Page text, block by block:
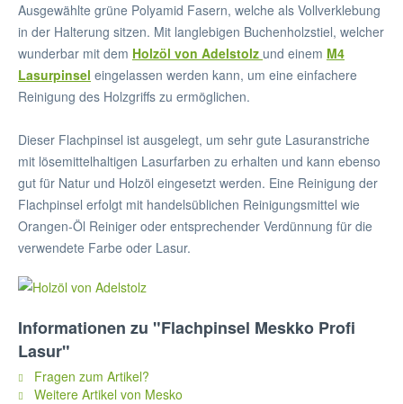
Ausgewählte grüne Polyamid Fasern, welche als Vollverklebung
in der Halterung sitzen. Mit langlebigen Buchenholzstiel, welcher
wunderbar mit dem Holzöl von Adelstolz und einem M4
Lasurpinsel eingelassen werden kann, um eine einfachere
Reinigung des Holzgriffs zu ermöglichen.
Dieser Flachpinsel ist ausgelegt, um sehr gute Lasuranstriche
mit lösemittelhaltigen Lasurfarben zu erhalten und kann ebenso
gut für Natur und Holzöl eingesetzt werden. Eine Reinigung der
Flachpinsel erfolgt mit handelsüblichen Reinigungsmittel wie
Orangen-Öl Reiniger oder entsprechender Verdünnung für die
verwendete Farbe oder Lasur.
Informationen zu "Flachpinsel Meskko Profi
Lasur"
Fragen zum Artikel?
Weitere Artikel von Mesko